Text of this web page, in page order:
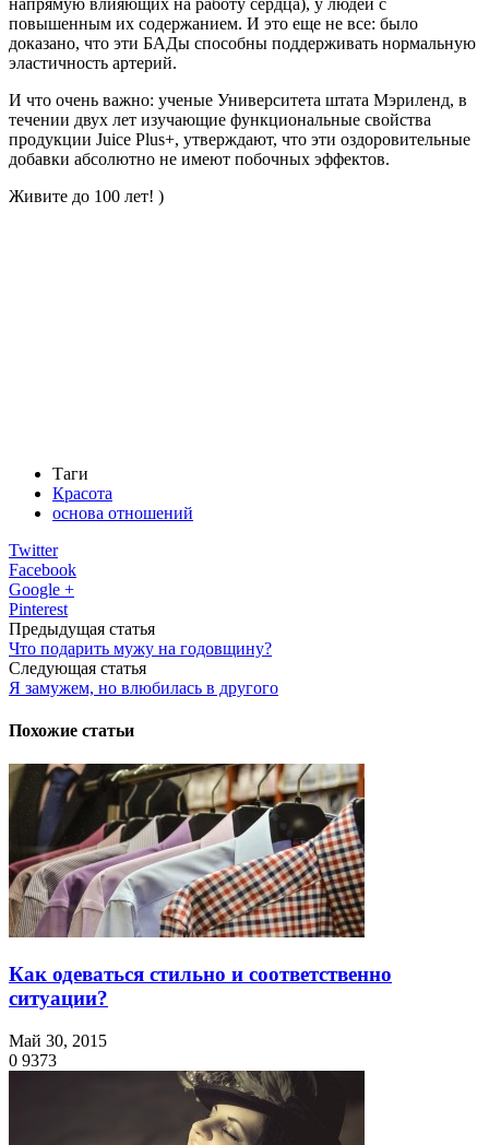
повышенным их содержанием. И это еще не все: было
доказано, что эти БАДы способны поддерживать нормальную
эластичность артерий.
И что очень важно: ученые Университета штата Мэриленд, в
течении двух лет изучающие функциональные свойства
продукции Juice Plus+, утверждают, что эти оздоровительные
добавки абсолютно не имеют побочных эффектов.
Живите до 100 лет! )
Таги
Красота
основа отношений
Twitter
Facebook
Google +
Pinterest
Предыдущая статья
Что подарить мужу на годовщину?
Следующая статья
Я замужем, но влюбилась в другого
Похожие статьи
Как одеваться стильно и соответственно
ситуации?
Май 30, 2015
0 9373